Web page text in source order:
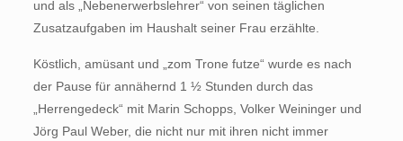
und als „Nebenerwerbslehrer“ von seinen täglichen
Zusatzaufgaben im Haushalt seiner Frau erzählte.
Köstlich, amüsant und „zom Trone futze“ wurde es nach
der Pause für annähernd 1 ½ Stunden durch das
„Herrengedeck“ mit Marin Schopps, Volker Weininger und
Jörg Paul Weber, die nicht nur mit ihren nicht immer